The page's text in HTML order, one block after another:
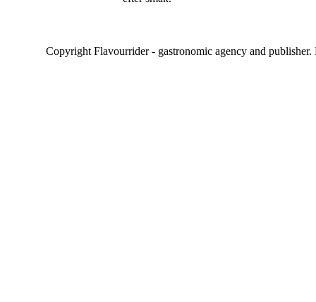
Copyright Flavourrider - gastronomic agency and